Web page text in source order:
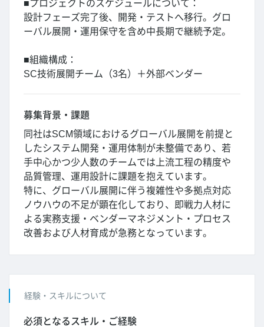
■プロジェクトのスケジュールについて：
設計フェーズ完了後、開発・テストへ移行。グロ
ーバル展開・運用保守を含め中長期で継続予定。
■組織構成：
SC技術展開チーム（3名）＋外部ベンダー
募集背景・課題
同社はSCM領域におけるグローバル展開を前提と
したシステム開発・運用体制が未整備であり、若
手中心かつ少人数のチームでは上流工程の精度や
品質管理、運用設計に課題を抱えています。
特に、グローバル展開に伴う複雑性や多拠点対応
ノウハウの不足が顕在化しており、即戦力人材に
よる実務支援・ベンダーマネジメント・プロセス
改善および人材育成が急務となっています。
経験・スキルについて
必須となるスキル・ご経験